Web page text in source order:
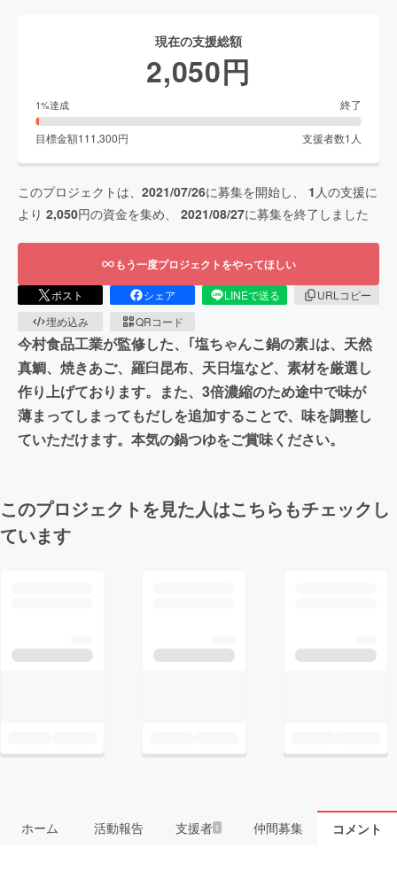
現在の支援総額
2,050円
1%達成 終了
目標金額111,300円 支援者数1 人
このプロジェクトは、 2021/07/26に募集を開始し、 1 人の支援に
より 2,050円の資金を集め、 2021/08/27に募集を終了しました
もう一度プロジェクトをやってほしい
ポスト シェア LINEで送る
URLコピー
埋め込み
QRコード
今村食品工業が監修した、｢塩ちゃんこ鍋の素｣は、天然
真鯛、焼きあご、羅臼昆布、天日塩など、素材を厳選し
作り上げております。また、3倍濃縮のため途中で味が
薄まってしまってもだしを追加することで、味を調整し
ていただけます。本気の鍋つゆをご賞味ください。
このプロジェクトを見た人はこちらもチェックし
ています
ホーム 活動報告 支援者 1 仲間募集 コメント